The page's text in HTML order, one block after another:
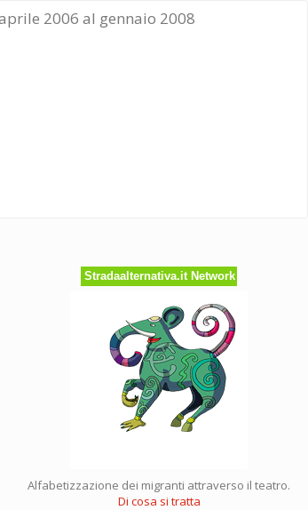
2006 al gennaio 2008
Stradaalternativa.it Network
Alfabetizzazione dei migranti attraverso il teatro.
Di cosa si tratta